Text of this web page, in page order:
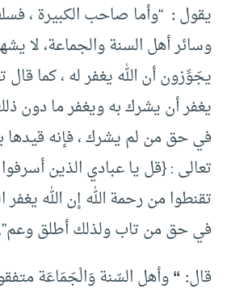
يقول: “وأما صاحب الكبيرة ،
وسائر أهل السنة والجماعة، لا
يجَوِّزون أن الله يغفر له ، كما قال
يغفر أن يشرك به ويغفر ما دون
في حق من لم يشرك ، فإنه قيدها
تعالى : {قل يا عبادي الذين
تقنطوا من رحمة الله إن الله
في حق من تاب ولذلك أطلق وعم”.
قال: “وأهل السّنة وَالْجَمَاعَة